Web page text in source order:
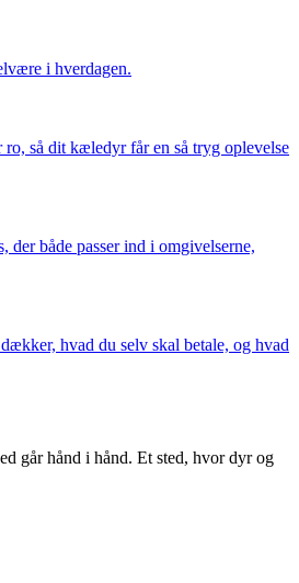
i hverdagen.
ro, så dit kæledyr får en så tryg oplevelse
både passer ind i omgivelserne,
hvad du selv skal betale, og hvad
går hånd i hånd. Et sted, hvor dyr og